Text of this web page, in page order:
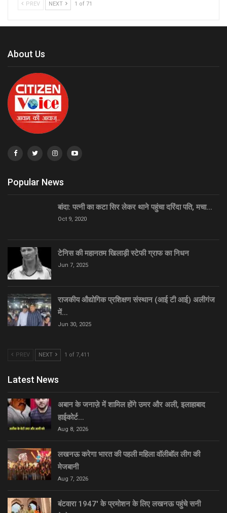
PREV NEXT 1 of 71
About Us
Popular News
बांदा: पत्नी का कटा सिर लेकर थाने पहुंचा दरिंदा पति, मचा…
Oct 9, 2020
टेनिस की महानतम खिलाड़ी स्टेफी ग्राफ का निधन
Jun 7, 2025
राजकीय औद्योगिक प्रशिक्षण संस्थान (आई टी आई) अलीगंज
में…
Jun 30, 2025
PREV NEXT 1 of 7,411
Latest News
अबान के जनाज़े में शामिल होंगे उमर और अली, इलाहाबाद
हाईकोर्ट…
Aug 8, 2026
लखनऊ करेगा भारत की पहली महिला वॉलीबॉल लीग की
मेजबानी
Aug 7, 2026
बंटवारा 1947′ के प्रमोशन के लिए लखनऊ पहुंचे सनी